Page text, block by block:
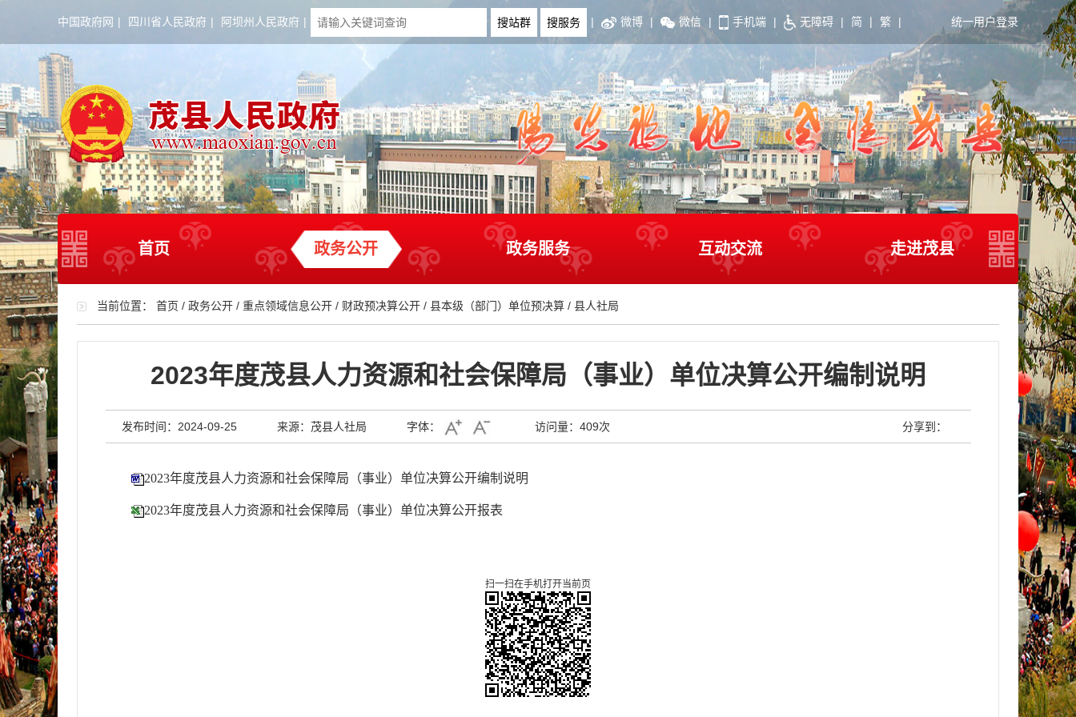
中国政府网 | 四川省人民政府 | 阿坝州人民政府 | | 微博 | 微信 | 手机端 | 无障碍 | 简 | 繁 | 统一用户登录
首页 政务公开 政务服务 互动交流 走进茂县
当前位置： 首页 / 政务公开 / 重点领域信息公开 / 财政预决算公开 / 县本级（部门）单位预决算 / 县人社局
2023年度茂县人力资源和社会保障局（事业）单位决算公开编制说明
发布时间：2024-09-25 来源：茂县人社局 字体： 访问量： 409次 分享到：
2023年度茂县人力资源和社会保障局（事业）单位决算公开编制说明
2023年度茂县人力资源和社会保障局（事业）单位决算公开报表
扫一扫在手机打开当前页